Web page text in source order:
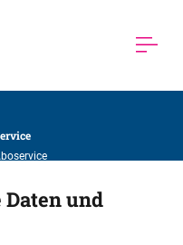
und